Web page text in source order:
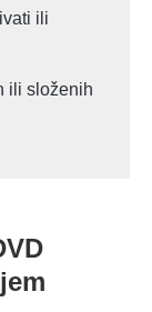
ili
ili složenih